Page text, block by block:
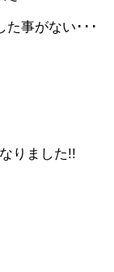
た事がない･･･
りました!!